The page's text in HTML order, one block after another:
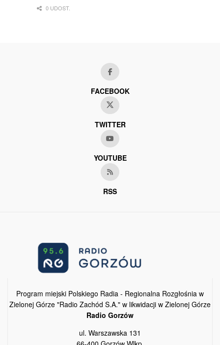
0 UDOST.
FACEBOOK
TWITTER
YOUTUBE
RSS
Program miejski Polskiego Radia - Regionalna Rozgłośnia w
Zielonej Górze "Radio Zachód S.A." w likwidacji w Zielonej Górze
Radio Gorzów
ul. Warszawska 131